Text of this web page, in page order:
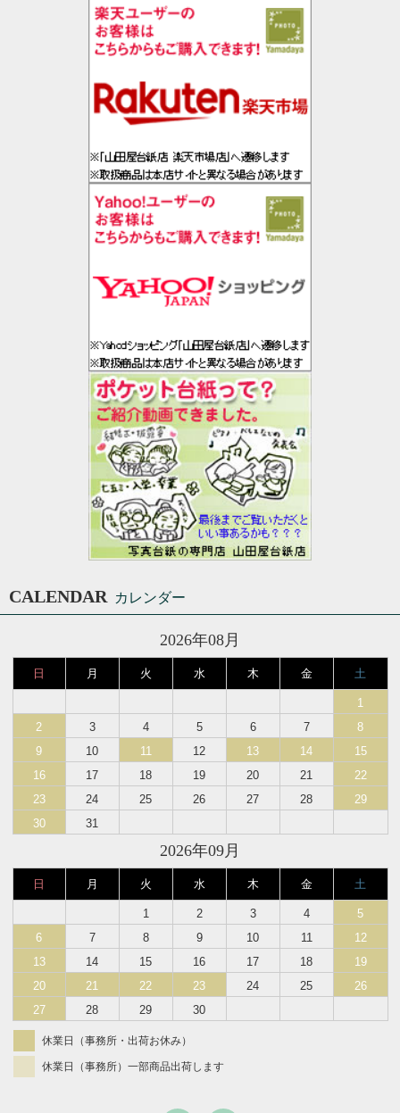
CALENDAR カレンダー
2026年08月
日 月 火 水 木 金 土
1
2
3 4 5 6 7
8
9
10 11 12 13 14
15
16
17 18 19 20 21
22
23
24 25 26 27 28
29
30
31
2026年09月
日 月 火 水 木 金 土
1 2 3 4
5
6
7 8 9 10 11
12
13
14 15 16 17 18
19
20
21 22 23 24 25
26
27
28 29 30
休業日（事務所・出荷お休み）
休業日（事務所）一部商品出荷します